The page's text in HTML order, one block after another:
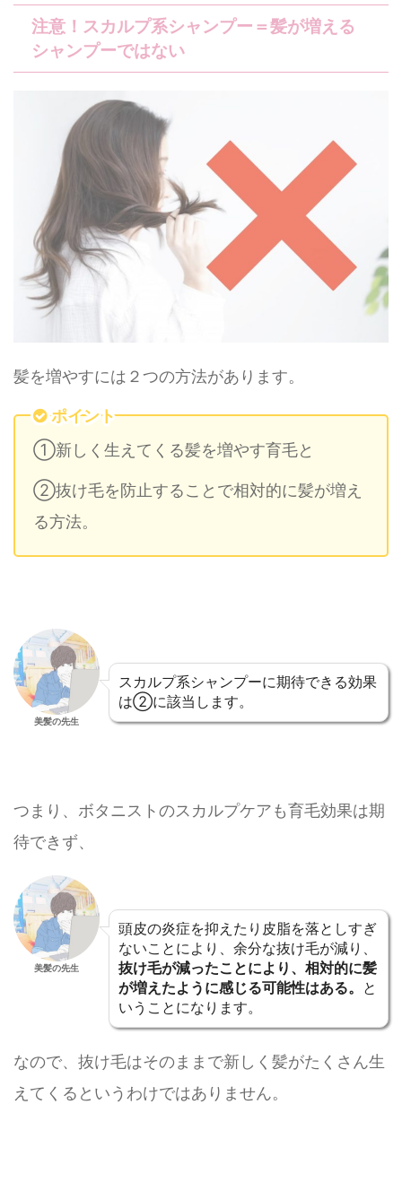
注意！スカルプ系シャンプー＝髪が増える
シャンプーではない
髪を増やすには２つの方法があります。
ポイント
①新しく生えてくる髪を増やす育毛と
②抜け毛を防止することで相対的に髪が増え
る方法。
美髪の先生
スカルプ系シャンプーに期待できる効果
は②に該当します。
つまり、ボタニストのスカルプケアも育毛効果は期
待できず、
美髪の先生
頭皮の炎症を抑えたり皮脂を落としすぎ
ないことにより、余分な抜け毛が減り、
抜け毛が減ったことにより、相対的に髪
が増えたように感じる可能性はある。 と
いうことになります。
なので、抜け毛はそのままで新しく髪がたくさん生
えてくるというわけではありません。